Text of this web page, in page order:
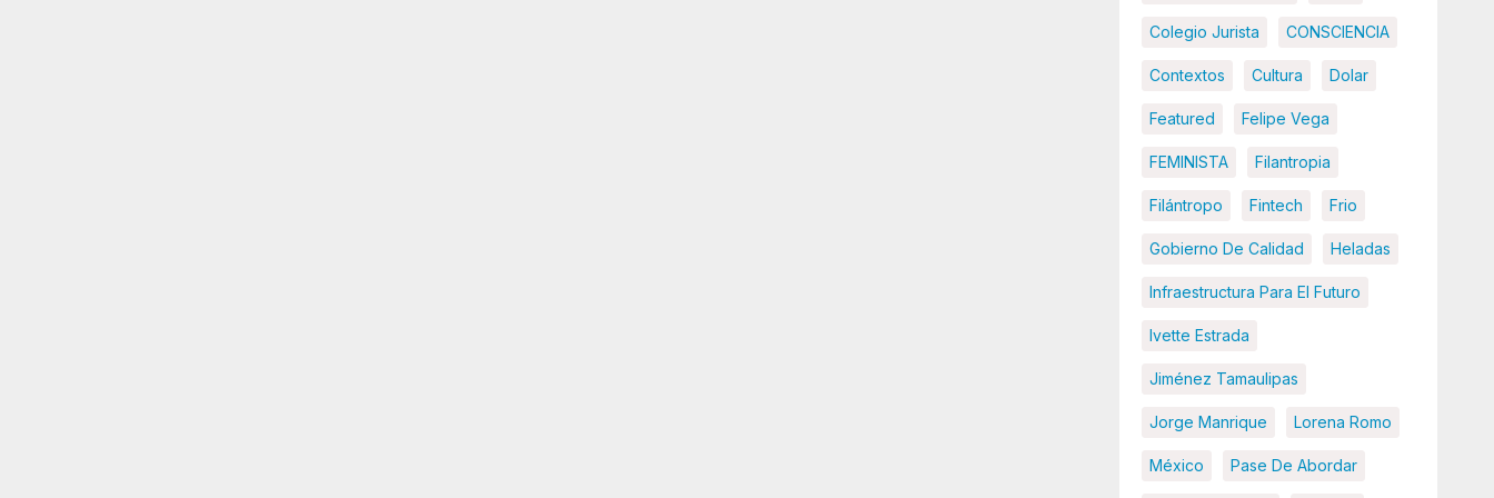
Colegio Jurista CONSCIENCIA
Contextos Cultura Dolar
Featured Felipe Vega
FEMINISTA Filantropia
Filántropo Fintech Frio
Gobierno De Calidad Heladas
Infraestructura Para El Futuro
Ivette Estrada
Jiménez Tamaulipas
Jorge Manrique Lorena Romo
México Pase De Abordar